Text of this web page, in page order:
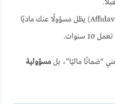
الكفيل المالي (Affidavit of Support) يظل مسؤولًا عنك ماديًا
سنوات.
“ضمانًا ماليًا”، بلمسؤولية